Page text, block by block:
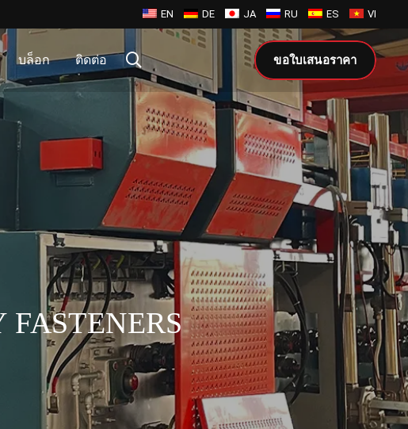
EN DE JA RU ES VI
บล็อก ติดต่อ ขอใบเสนอราคา